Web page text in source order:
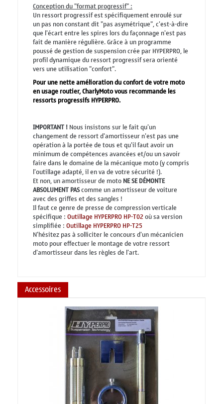
Conception du "format progressif" :
Un ressort progressif est spécifiquement enroulé sur
un pas non constant dit "pas asymétrique", c'est-à-dire
que l'écart entre les spires lors du façonnage n'est pas
fait de manière régulière. Grâce à un programme
poussé de gestion de suspension crée par HYPERPRO, le
profil dynamique du ressort progressif sera orienté
vers une utilisation "confort".
Pour une nette amélioration du confort de votre moto
en usage routier, CharlyMoto vous recommande les
ressorts progressifs HYPERPRO.
IMPORTANT !Nous insistons sur le fait qu'un
changement de ressort d'amortisseur n'est pas une
opération à la portée de tous et qu'il faut avoir un
minimum de compétences avancées et/ou un savoir
faire dans le domaine de la mécanique moto (y compris
l'outillage adapté, il en va de votre sécurité !).
Et non, un amortisseur de motoNE SE DÉMONTE
ABSOLUMENT PAScomme un amortisseur de voiture
avec des griffes et des sangles !
Il faut ce genre de presse de compression verticale
spécifique :Outillage HYPERPRO HP-T02où sa version
simplifiée :Outillage HYPERPRO HP-T25
N'hésitez pas à solliciter le concours d'un mécanicien
moto pour effectuer le montage de votre ressort
d'amortisseur dans les règles de l'art.
Accessoires